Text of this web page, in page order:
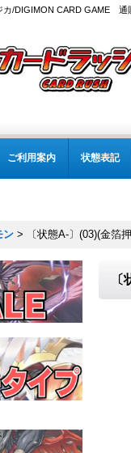
カ/DIGIMON CARD GAME 通
ご利用案内 状態表記
ン > 〔状態A-〕(03)(金箔